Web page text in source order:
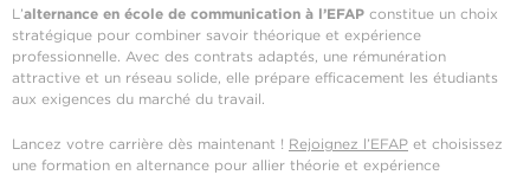
L’alternance en école de communication à l’EFAP constitue un choix
stratégique pour combiner savoir théorique et expérience
professionnelle. Avec des contrats adaptés, une rémunération
attractive et un réseau solide, elle prépare efficacement les étudiants
aux exigences du marché du travail.
Lancez votre carrière dès maintenant ! Rejoignez l’EFAP et choisissez
une formation en alternance pour allier théorie et expérience